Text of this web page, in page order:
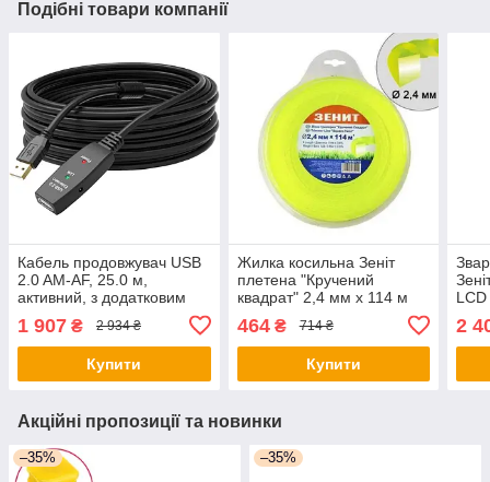
Подібні товари компанії
Кабель продовжувач USB
2.0 AM-AF, 25.0 м,
активний, з додатковим
1 907 ₴ 2 934 ₴
Купити
Жилка косильна Зеніт
плетена "Кручений
квадрат" 2,4 мм х 114 м
(КРК-24-114-С) (40524114)
- оригінал
464₴ 714 ₴
Купити
2
Акційні пропозиції та новинки
–35% –35%